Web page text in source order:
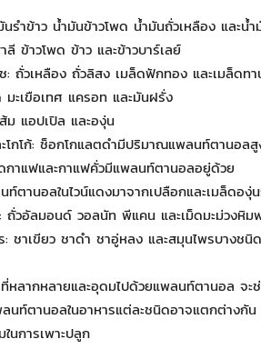
รำข้าว น้ำมันข้าวโพด น้ำมันถั่วเหลือง และน้ำ
ข้าวโพด ข้าว และข้าวบาร์เลย์
: ถั่วเหลือง ถั่วลิสง เมล็ดฟักทอง และเมล็ดทา
มะเขือเทศ แครอท และมันฝรั่ง
ม แอปเปิล และองุ่น
โกโก้: ช็อกโกแลตดำมีปริมาณแพลนท์ตานอล
กาแฟและกาแฟคั่วมีแพลนท์ตานอลอยู่ด้วย
ท์ตานอลในไวน์แดงมาจากเปลือกและเมล็ดองุ่
ถั่วอัลมอนด์ วอลนัท พีแคน และเม็ดมะม่วงหิม
: ชาเขียว ชาดำ ชาอู่หลง และสมุนไพรบางชนิด
หลากหลายและอุดมไปด้วยแพลนท์ตานอล จ
ท์ตานอลในอาหารแต่ละชนิดอาจแตกต่าง
นการเพาะปลูก